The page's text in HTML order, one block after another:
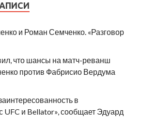
и Роман Семченко. «Разговор
что шансы на матч-реванш
против Фабрисио Вердума
в
UFC и Bellator», сообщает Эдуард